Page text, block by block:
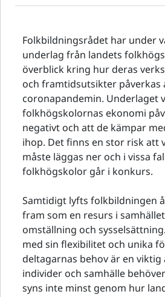
Folkbildningsrådet har under
underlag från landets
överblick kring hur deras
och framtidsutsikter påverkas
coronapandemin. Underlaget
folkhögskolornas ekonomi
negativt och att de kämpar
ihop. Det finns en stor risk att
måste läggas ner och i vissa
folkhögskolor går i konkurs.
Samtidigt lyfts folkbildningen
fram som en resurs i
omställning och
med sin flexibilitet och unika
deltagarnas behov är en
individer och samhälle
syns inte minst genom hur